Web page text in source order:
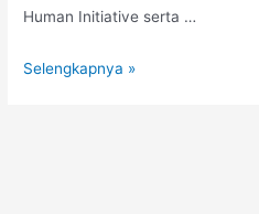
Human Initiative serta …
Selengkapnya »